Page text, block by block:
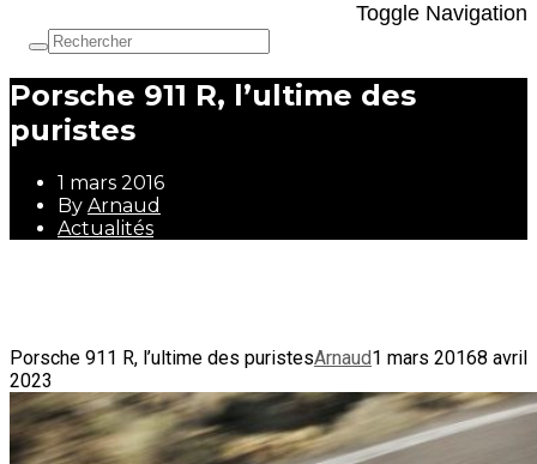
Toggle Navigation
Porsche 911 R, l’ultime des
puristes
1 mars 2016
By Arnaud
Actualités
Porsche 911 R, l’ultime des puristesArnaud1 mars 20168 avril
2023